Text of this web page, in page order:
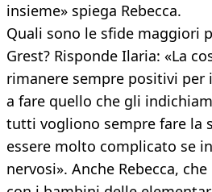
insieme» spiega Rebecca.
Quali sono le sfide maggiori
Grest? Risponde Ilaria: «La
rimanere sempre positivi per
a fare quello che gli
tutti vogliono sempre fare la
essere molto complicato se
nervosi». Anche Rebecca,